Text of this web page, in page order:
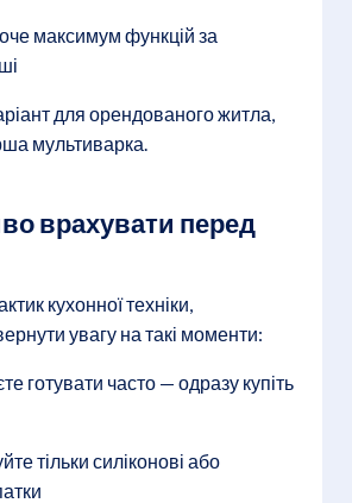
максимум функцій за
для орендованого житла,
мультиварка.
врахувати перед
кухонної техніки,
увагу на такі моменти:
готувати часто — одразу купіть
тільки силіконові або